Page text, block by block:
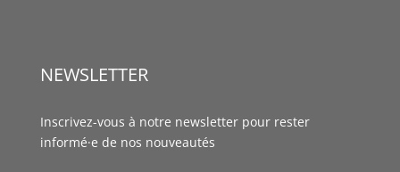
NEWSLETTER
Inscrivez-vous à notre newsletter pour rester
informé·e de nos nouveautés